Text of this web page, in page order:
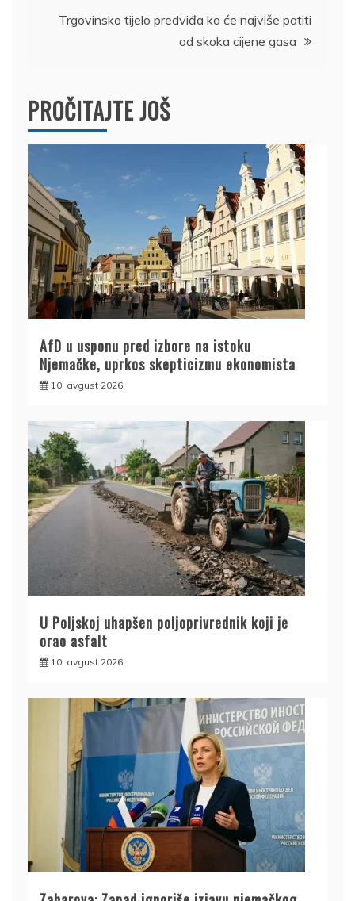
Trgovinsko tijelo predviđa ko će najviše patiti
od skoka cijene gasa
PROČITAJTE JOŠ
AfD u usponu pred izbore na istoku
Njemačke, uprkos skepticizmu ekonomista
10. avgust 2026.
U Poljskoj uhapšen poljoprivrednik koji je
orao asfalt
10. avgust 2026.